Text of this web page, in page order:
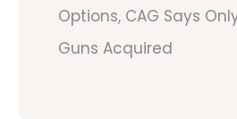
Options, CAG Says
Guns Acquired